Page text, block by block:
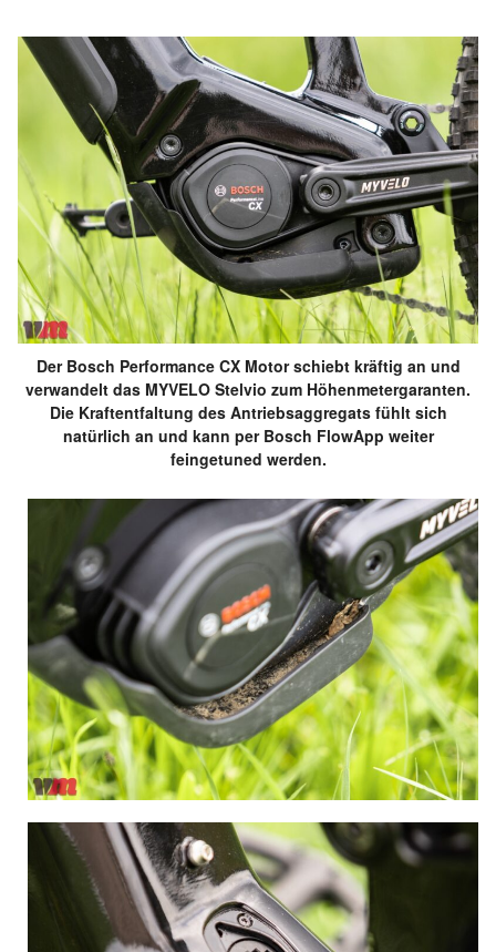
Der Bosch Performance CX Motor schiebt kräftig an und
verwandelt das MYVELO Stelvio zum Höhenmetergaranten.
Die Kraftentfaltung des Antriebsaggregats fühlt sich
natürlich an und kann per Bosch FlowApp weiter
feingetuned werden.